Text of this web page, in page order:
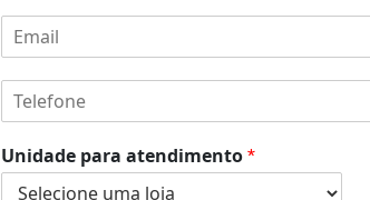
m
p
r
a
L
a
e
n
d
e
f
Unidade para atendimento *